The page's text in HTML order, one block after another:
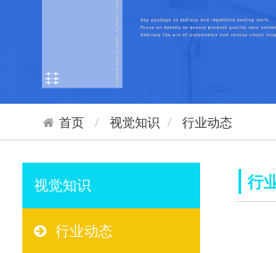
首页 视觉知识 行业动态
视觉知识
行业动态
行